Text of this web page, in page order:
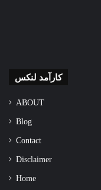
کارآمد لنکس
ABOUT
Blog
Contact
Disclaimer
Home